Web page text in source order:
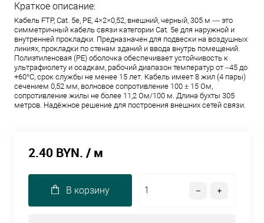
Краткое описание:
Кабель FTP, Cat. 5e, PE, 4×2×0,52, внешний, черный, 305 м — это
симметричный кабель связи категории Cat. 5e для наружной и
внутренней прокладки. Предназначен для подвески на воздушных
линиях, прокладки по стенам зданий и ввода внутрь помещений.
Полиэтиленовая (PE) оболочка обеспечивает устойчивость к
ультрафиолету и осадкам, рабочий диапазон температур от –45 до
+60°C, срок службы не менее 15 лет. Кабель имеет 8 жил (4 пары)
сечением 0,52 мм, волновое сопротивление 100 ± 15 Ом,
сопротивление жилы не более 11,2 Ом/100 м. Длина бухты 305
метров. Надёжное решение для построения внешних сетей связи.
2.40 BYN. / м
В корзину